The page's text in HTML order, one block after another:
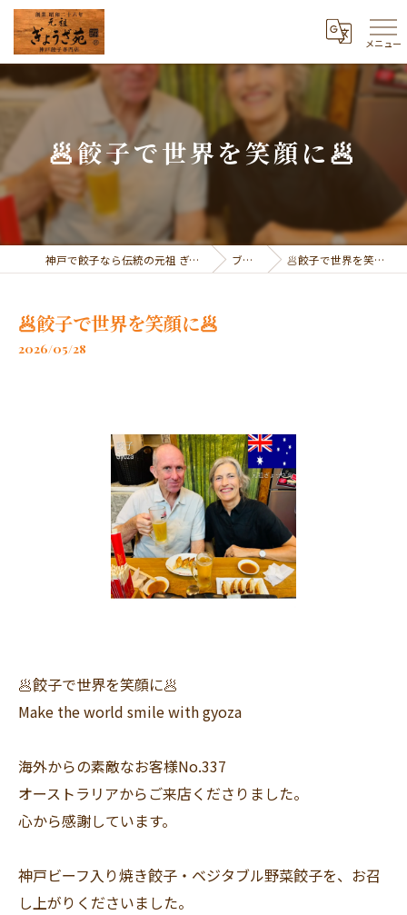
メニュー
🥟餃子で世界を笑顔に🥟
神戸で餃子なら伝統の元祖 ぎょうざ苑 ブログ 🥟餃子で世界を笑顔に🥟
🥟餃子で世界を笑顔に🥟
2026/05/28
🥟餃子で世界を笑顔に🥟
Make the world smile with gyoza
海外からの素敵なお客様No.337
オーストラリアからご来店くださりました。
心から感謝しています。
神戸ビーフ入り焼き餃子・ベジタブル野菜餃子を、お召
し上がりくださいました。